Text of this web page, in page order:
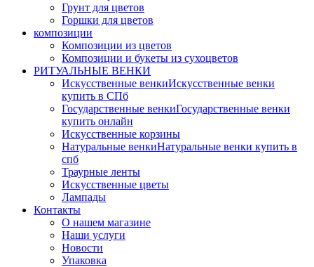
Грунт для цветов
Горшки для цветов
композиции
Композиции из цветов
Композиции и букеты из сухоцветов
РИТУАЛЬНЫЕ ВЕНКИ
Искусственные венкиИскусственные венки
купить в СПб
Государственные венкиГосударственные венки
купить онлайн
Искусственные корзины
Натуральные венкиНатуральные венки купить в
спб
Траурные ленты
Искусственные цветы
Лампады
Контакты
О нашем магазине
Наши услуги
Новости
Упаковка